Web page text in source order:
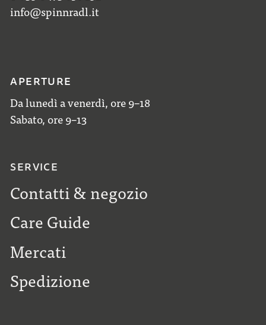
info@spinnradl.it
APERTURE
Da lunedì a venerdì, ore 9–18
Sabato, ore 9–13
SERVICE
Contatti & negozio
Care Guide
Mercati
Spedizione